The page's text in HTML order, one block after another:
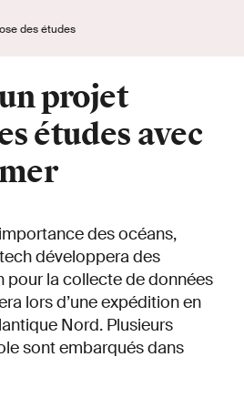
projet
études avec
des océans,
développera des
pour la collecte de données
lors d’une expédition en
Nord. Plusieurs
sont embarqués dans